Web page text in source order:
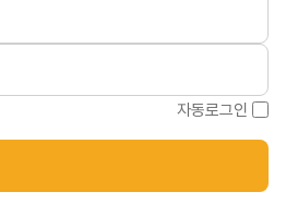
자동로그인